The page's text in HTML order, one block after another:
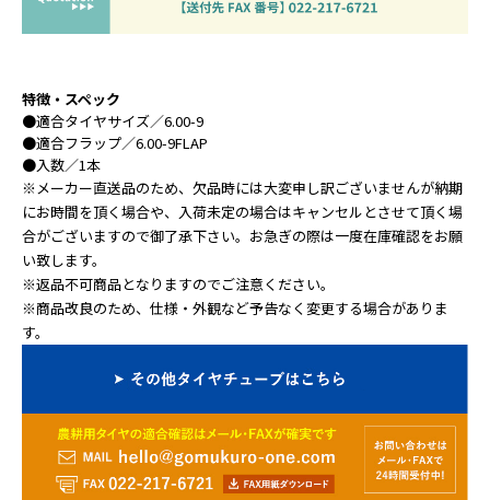
特徴・スペック
●適合タイヤサイズ／6.00-9
●適合フラップ／6.00-9FLAP
●入数／1本
※メーカー直送品のため、欠品時には大変申し訳ございませんが納期
にお時間を頂く場合や、入荷未定の場合はキャンセルとさせて頂く場
合がございますので御了承下さい。お急ぎの際は一度在庫確認をお願
い致します。
※返品不可商品となりますのでご注意ください。
※商品改良のため、仕様・外観など予告なく変更する場合がありま
す。